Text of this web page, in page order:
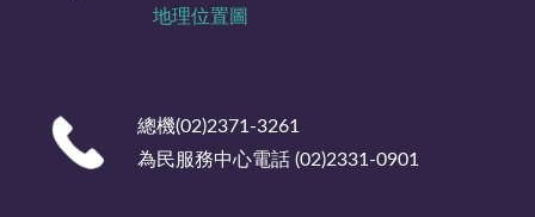
地理位置圖
總機(02)2371-3261
為民服務中心電話 (02)2331-0901